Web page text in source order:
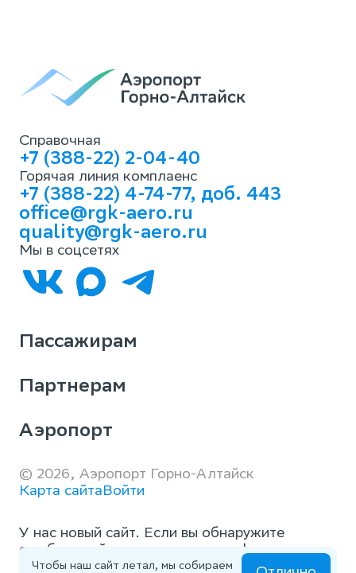
Справочная
+7 (388-22) 2-04-40
Горячая линия комплаенс
+7 (388-22) 4-74-77, доб. 443
office@rgk-aero.ru
quality@rgk-aero.ru
Мы в соцсетях
Пассажирам
Партнерам
Аэропорт
© 2026, Аэропорт Горно-Алтайск
Карта сайтаВойти
У нас новый сайт. Если вы обнаружите
ошибки, дайте нам знать через
форму
обратной связи
Чтобы наш сайт летал, мы собираем